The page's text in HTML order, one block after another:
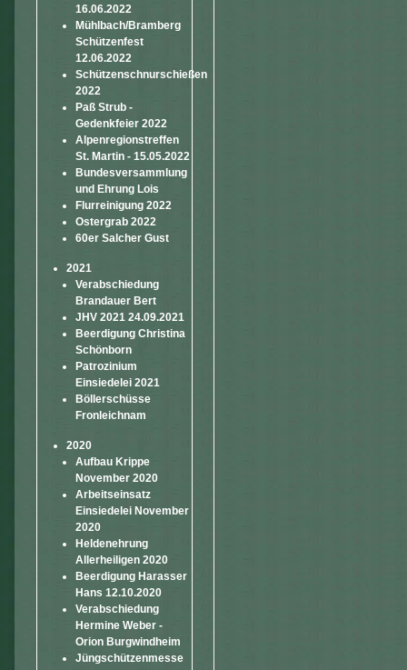
16.06.2022
Mühlbach/Bramberg
Schützenfest
12.06.2022
Schützenschnurschießen
2022
Paß Strub -
Gedenkfeier 2022
Alpenregionstreffen
St. Martin - 15.05.2022
Bundesversammlung
und Ehrung Lois
Flurreinigung 2022
Ostergrab 2022
60er Salcher Gust
2021
Verabschiedung
Brandauer Bert
JHV 2021 24.09.2021
Beerdigung Christina
Schönborn
Patrozinium
Einsiedelei 2021
Böllerschüsse
Fronleichnam
2020
Aufbau Krippe
November 2020
Arbeitseinsatz
Einsiedelei November
2020
Heldenehrung
Allerheiligen 2020
Beerdigung Harasser
Hans 12.10.2020
Verabschiedung
Hermine Weber -
Orion Burgwindheim
Jüngschützenmesse